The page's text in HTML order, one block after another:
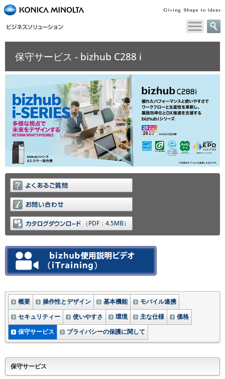
ペ
ー
内
用
本
文
移
動
し
ま
す
保守サービス - bizhub C288 i
（PDF：4.5MB）
概要 操作性とデザイン 基本機能
モバイル連携
セキュリティー
使いやすさ 環境 主な仕様
価格
保守サービス
プライバシーの保護に関して
保守サービス